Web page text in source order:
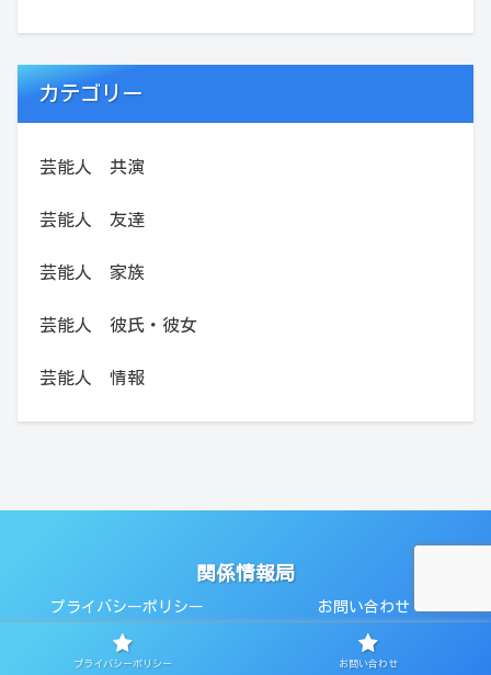
カテゴリー
芸能人 共演
芸能人 友達
芸能人 家族
芸能人 彼氏・彼女
芸能人 情報
関係情報局
プライバシーポリシー お問い合わせ
プライバシーポリシー お問い合わせ